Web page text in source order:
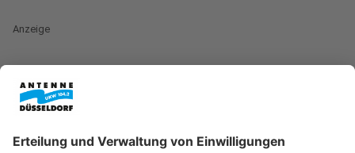
Anzeige
Startpunkt der Aktion war vor gut einer Stunde (16.30
Uhr) der Worringer Platz. Von dort haben sich 14
Richtung Innenstadt aufgemacht. Der Marsch wird von